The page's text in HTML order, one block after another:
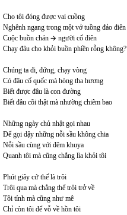
Cho tôi đóng được vai cuồng
Nghênh ngang trong một vở tuồng đảo điên
Cuộc buồn chán 🡪 người cố điên
Chạy đâu cho khỏi buồn phiền rỗng không?
Chúng ta đi, đứng, chạy vòng
Có đâu cố quốc mà hòng tha hương
Biết được đâu là con đường
Biết đâu cõi thật mà nhường chiêm bao
Những ngày chủ nhật gọi nhau
Để gọi dậy những nỗi sầu không chia
Nỗi sầu cùng với đêm khuya
Quanh tôi mà cũng chẳng lìa khỏi tôi
Phút giây cứ thế là trôi
Trôi qua mà chẳng thể trôi trở về
Tôi tỉnh mà cũng như mê
Chỉ còn tôi để vỗ về hồn tôi